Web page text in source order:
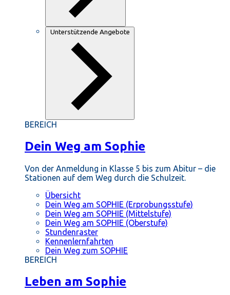
Unterstützende Angebote
BEREICH
Dein Weg am Sophie
Von der Anmeldung in Klasse 5 bis zum Abitur – die
Stationen auf dem Weg durch die Schulzeit.
Übersicht
Dein Weg am SOPHIE (Erprobungsstufe)
Dein Weg am SOPHIE (Mittelstufe)
Dein Weg am SOPHIE (Oberstufe)
Stundenraster
Kennenlernfahrten
Dein Weg zum SOPHIE
BEREICH
Leben am Sophie